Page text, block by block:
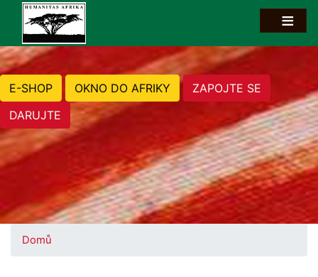
E-SHOP OKNO DO AFRIKY
ZAPOJTE SE
DARUJTE
Domů